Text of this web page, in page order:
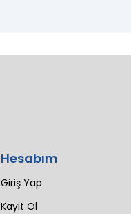
Hesabım
Giriş Yap
Kayıt Ol